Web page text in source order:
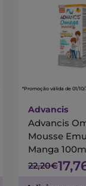
*Promoção válida de 01/
Advancis
Advancis
Mousse
Manga
22,20€